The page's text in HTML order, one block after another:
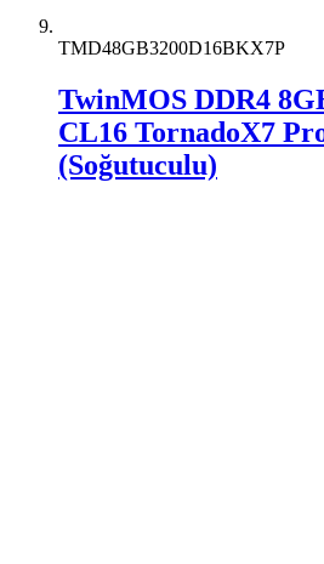
TMD48GB3200D16BKX7P
TwinMOS DDR4
CL16 TornadoX7
(Soğutuculu)